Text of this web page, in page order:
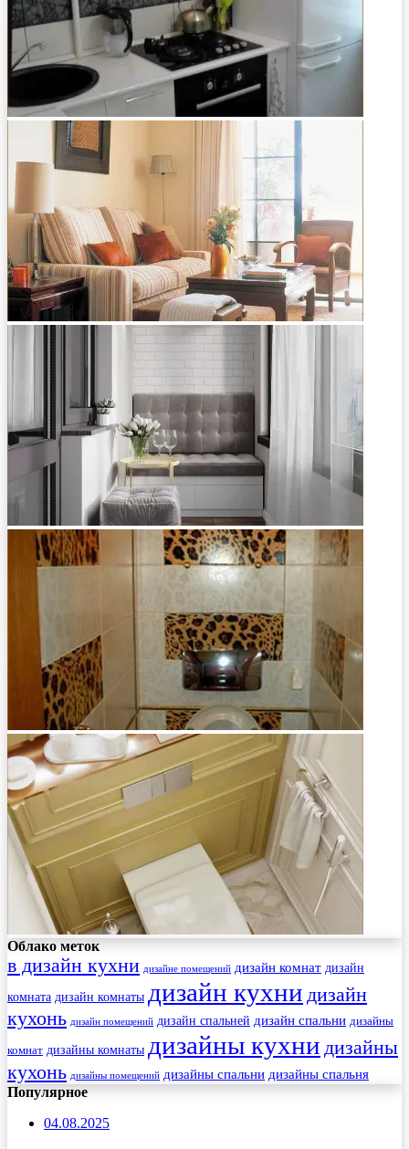
Облако меток
в дизайн кухни дизайне помещений дизайн комнат дизайн
комната дизайн комнаты дизайн кухни дизайн
кухонь дизайн помещений дизайн спальней дизайн спальни дизайны
комнат дизайны комнаты дизайны кухни дизайны
кухонь дизайны помещений дизайны спальни дизайны спальня
Популярное
04.08.2025